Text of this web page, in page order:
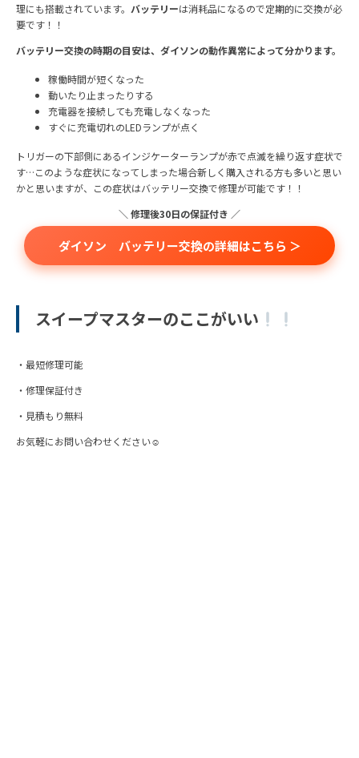
理にも搭載されています。 バッテリーは消耗品になるので定期的に交換が必
要です！！
バッテリー交換の時期の目安は、ダイソンの動作異常によって分かります。
稼働時間が短くなった
動いたり止まったりする
充電器を接続しても充電しなくなった
すぐに充電切れのLEDランプが点く
トリガーの下部側にあるインジケーターランプが赤で点滅を繰り返す症状で
す…このような症状になってしまった場合新しく購入される方も多いと思い
かと思いますが、この症状はバッテリー交換で修理が可能です！！
＼ 修理後30日の保証付き ／
ダイソン バッテリー交換の詳細はこちら ＞
スイープマスターのここがいい
・最短修理可能
・修理保証付き
・見積もり無料
お気軽にお問い合わせください☺